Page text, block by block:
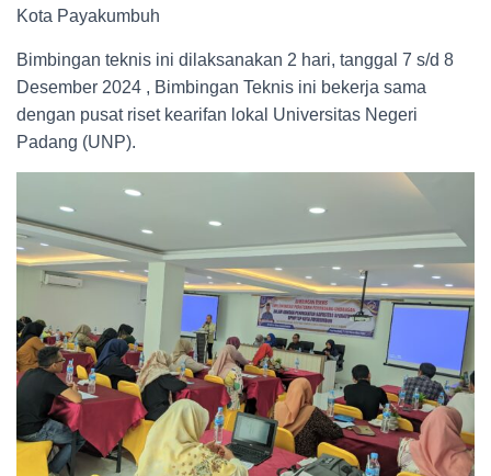
Kota Payakumbuh
Bimbingan teknis ini dilaksanakan 2 hari, tanggal 7 s/d 8
Desember 2024 , Bimbingan Teknis ini bekerja sama
dengan pusat riset kearifan lokal Universitas Negeri
Padang (UNP).